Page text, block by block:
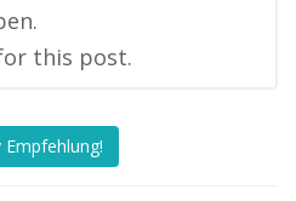
this post.
Empfehlung!